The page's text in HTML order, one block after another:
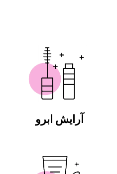
آرایش ابرو